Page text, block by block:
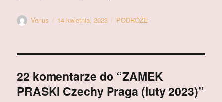
Autor
Venus
Data
14 kwietnia, 2023 Kategorie
PODRÓŻE
22 komentarze do “ZAMEK
PRASKI Czechy Praga (luty 2023)”